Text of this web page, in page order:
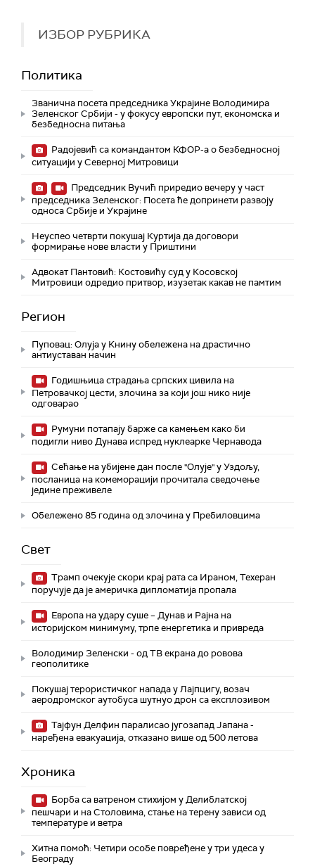
ИЗБОР РУБРИКА
Политика
Званична посета председника Украјине Володимира
Зеленског Србији - у фокусу европски пут, економска и
безбедносна питања
Радојевић са командантом КФОР-а о безбедносној
ситуацији у Северној Митровици
Председник Вучић приредио вечеру у част
председника Зеленског: Посета ће допринети развоју
односа Србије и Украјине
Неуспео четврти покушај Куртија да договори
формирање нове власти у Приштини
Адвокат Пантовић: Костовићу суд у Косовској
Митровици одредио притвор, изузетак какав не памтим
Регион
Пуповац: Олуја у Книну обележена на драстично
антиуставан начин
Годишњица страдања српских цивила на
Петровачкој цести, злочина за који још нико није
одговарао
Румуни потапају барже са камењем како би
подигли ниво Дунава испред нуклеарке Чернавода
Сећање на убијене дан после "Олује" у Уздољу,
посланица на комеморацији прочитала сведочење
једине преживеле
Обележено 85 година од злочина у Пребиловцима
Свет
Трамп очекује скори крај рата са Ираном, Техеран
поручује да је америчка дипломатија пропала
Европа на удару суше – Дунав и Рајна на
историјском минимуму, трпе енергетика и привреда
Володимир Зеленски - од ТВ екрана до ровова
геополитике
Покушај терористичког напада у Лајпцигу, возач
аеродромског аутобуса шутнуо дрон са експлозивом
Тајфун Делфин паралисао југозапад Јапана -
наређена евакуација, отказано више од 500 летова
Хроника
Борба са ватреном стихијом у Делиблатској
пешчари и на Столовима, стање на терену зависи од
температуре и ветра
Хитна помоћ: Четири особе повређене у три удеса у
Београду